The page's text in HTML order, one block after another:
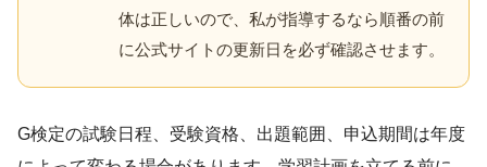
体は正しいので、私が指導するなら順番の前
に公式サイトの更新日を必ず確認させます。
G検定の試験日程、受験資格、出題範囲、申込期間は年度